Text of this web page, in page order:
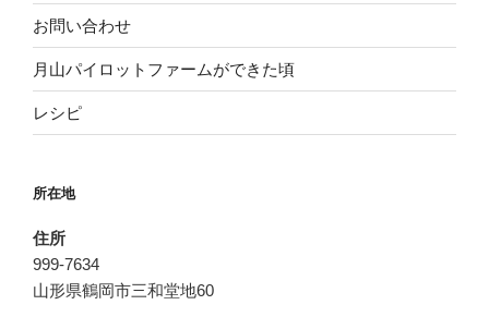
お問い合わせ
月山パイロットファームができた頃
レシピ
所在地
住所
999-7634
山形県鶴岡市三和堂地60